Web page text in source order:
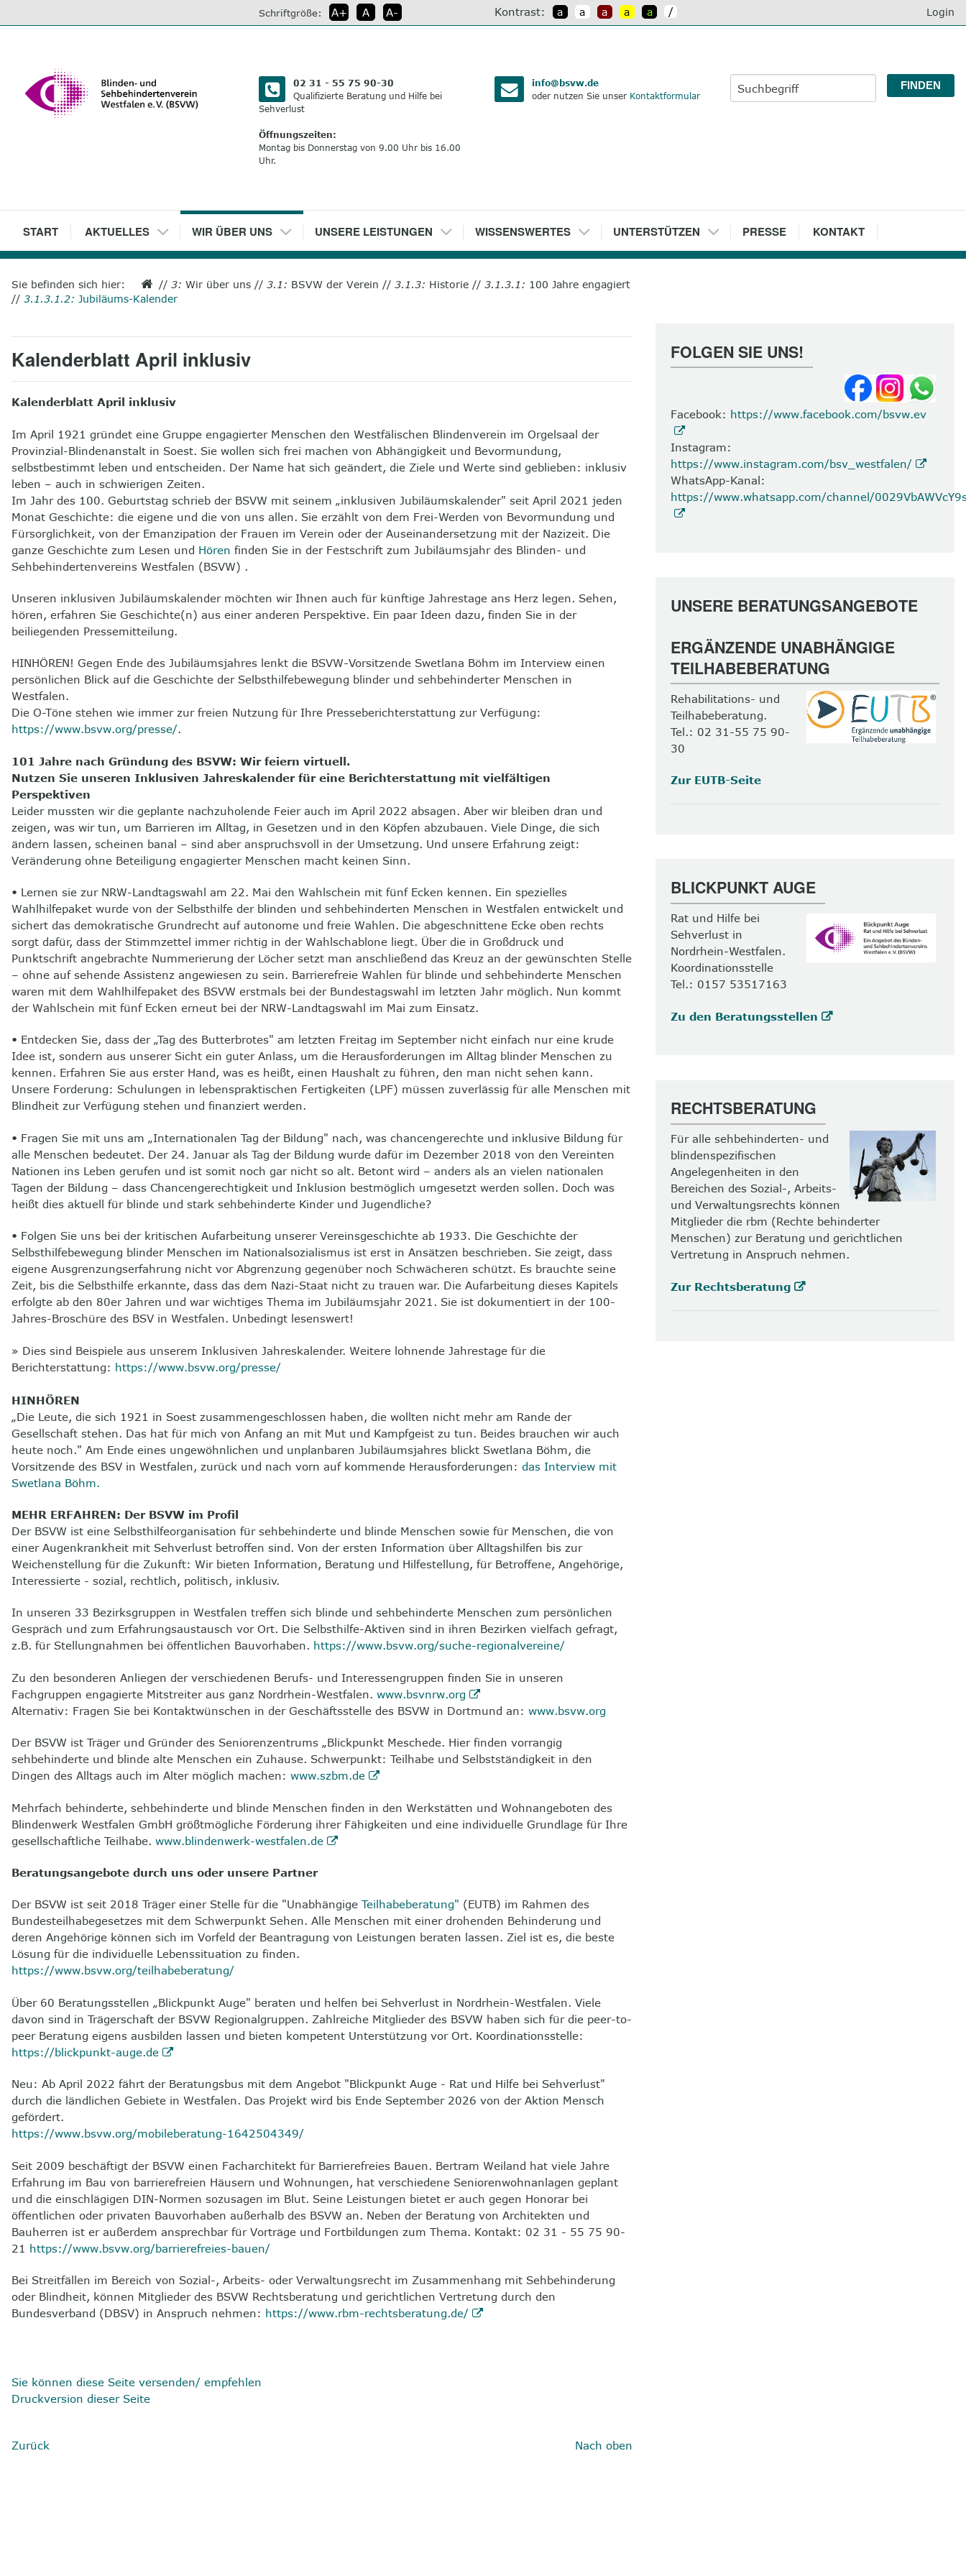
zum
Schriftgröße: A+ A A- Kontrast: a a a a a / Login
02 31 - 55 75 90-30
Qualifizierte Beratung und Hilfe bei
Sehverlust
Öffnungszeiten:
Montag bis Donnerstag von 9.00 Uhr bis 16.00
Uhr.
info@bsvw.de
oder nutzen Sie unser Kontaktformular
1
START 2
AKTUELLES 3
WIR ÜBER UNS 4
UNSERE LEISTUNGEN 5
WISSENSWERTES 6
UNTERSTÜTZEN 7
PRESSE 8
KONTAKT
Sie befinden sich hier: //3:Wir über uns //3.1: BSVW der Verein //3.1.3: Historie //3.1.3.1: 100 Jahre engagiert
//3.1.3.1.2: Jubiläums-Kalender
Kalenderblatt April inklusiv
Kalenderblatt April inklusiv
Im April 1921 gründet eine Gruppe engagierter Menschen den Westfälischen Blindenverein im Orgelsaal der
Provinzial-Blindenanstalt in Soest. Sie wollen sich frei machen von Abhängigkeit und Bevormundung,
selbstbestimmt leben und entscheiden. Der Name hat sich geändert, die Ziele und Werte sind geblieben: inklusiv
leben – auch in schwierigen Zeiten.
Im Jahr des 100. Geburtstag schrieb der BSVW mit seinem „inklusiven Jubiläumskalender" seit April 2021 jeden
Monat Geschichte: die eigene und die von uns allen. Sie erzählt von dem Frei-Werden von Bevormundung und
Fürsorglichkeit, von der Emanzipation der Frauen im Verein oder der Auseinandersetzung mit der Nazizeit. Die
ganze Geschichte zum Lesen und Hören finden Sie in der Festschrift zum Jubiläumsjahr des Blinden- und
Sehbehindertenvereins Westfalen (BSVW) .
Unseren inklusiven Jubiläumskalender möchten wir Ihnen auch für künftige Jahrestage ans Herz legen. Sehen,
hören, erfahren Sie Geschichte(n) aus einer anderen Perspektive. Ein paar Ideen dazu, finden Sie in der
beiliegenden Pressemitteilung.
HINHÖREN! Gegen Ende des Jubiläumsjahres lenkt die BSVW-Vorsitzende Swetlana Böhm im Interview einen
persönlichen Blick auf die Geschichte der Selbsthilfebewegung blinder und sehbehinderter Menschen in
Westfalen.
Die O-Töne stehen wie immer zur freien Nutzung für Ihre Presseberichterstattung zur Verfügung:
https://www.bsvw.org/presse/.
101 Jahre nach Gründung des BSVW: Wir feiern virtuell.
Nutzen Sie unseren Inklusiven Jahreskalender für eine Berichterstattung mit vielfältigen
Perspektiven
Leider mussten wir die geplante nachzuholende Feier auch im April 2022 absagen. Aber wir bleiben dran und
zeigen, was wir tun, um Barrieren im Alltag, in Gesetzen und in den Köpfen abzubauen. Viele Dinge, die sich
ändern lassen, scheinen banal – sind aber anspruchsvoll in der Umsetzung. Und unsere Erfahrung zeigt:
Veränderung ohne Beteiligung engagierter Menschen macht keinen Sinn.
• Lernen sie zur NRW-Landtagswahl am 22. Mai den Wahlschein mit fünf Ecken kennen. Ein spezielles
Wahlhilfepaket wurde von der Selbsthilfe der blinden und sehbehinderten Menschen in Westfalen entwickelt und
sichert das demokratische Grundrecht auf autonome und freie Wahlen. Die abgeschnittene Ecke oben rechts
sorgt dafür, dass der Stimmzettel immer richtig in der Wahlschablone liegt. Über die in Großdruck und
Punktschrift angebrachte Nummerierung der Löcher setzt man anschließend das Kreuz an der gewünschten Stelle
– ohne auf sehende Assistenz angewiesen zu sein. Barrierefreie Wahlen für blinde und sehbehinderte Menschen
waren mit dem Wahlhilfepaket des BSVW erstmals bei der Bundestagswahl im letzten Jahr möglich. Nun kommt
der Wahlschein mit fünf Ecken erneut bei der NRW-Landtagswahl im Mai zum Einsatz.
• Entdecken Sie, dass der „Tag des Butterbrotes" am letzten Freitag im September nicht einfach nur eine krude
Idee ist, sondern aus unserer Sicht ein guter Anlass, um die Herausforderungen im Alltag blinder Menschen zu
kennen. Erfahren Sie aus erster Hand, was es heißt, einen Haushalt zu führen, den man nicht sehen kann.
Unsere Forderung: Schulungen in lebenspraktischen Fertigkeiten (LPF) müssen zuverlässig für alle Menschen mit
Blindheit zur Verfügung stehen und finanziert werden.
• Fragen Sie mit uns am „Internationalen Tag der Bildung" nach, was chancengerechte und inklusive Bildung für
alle Menschen bedeutet. Der 24. Januar als Tag der Bildung wurde dafür im Dezember 2018 von den Vereinten
Nationen ins Leben gerufen und ist somit noch gar nicht so alt. Betont wird – anders als an vielen nationalen
Tagen der Bildung – dass Chancengerechtigkeit und Inklusion bestmöglich umgesetzt werden sollen. Doch was
heißt dies aktuell für blinde und stark sehbehinderte Kinder und Jugendliche?
• Folgen Sie uns bei der kritischen Aufarbeitung unserer Vereinsgeschichte ab 1933. Die Geschichte der
Selbsthilfebewegung blinder Menschen im Nationalsozialismus ist erst in Ansätzen beschrieben. Sie zeigt, dass
eigene Ausgrenzungserfahrung nicht vor Abgrenzung gegenüber noch Schwächeren schützt. Es brauchte seine
Zeit, bis die Selbsthilfe erkannte, dass das dem Nazi-Staat nicht zu trauen war. Die Aufarbeitung dieses Kapitels
erfolgte ab den 80er Jahren und war wichtiges Thema im Jubiläumsjahr 2021. Sie ist dokumentiert in der 100-
Jahres-Broschüre des BSV in Westfalen. Unbedingt lesenswert!
» Dies sind Beispiele aus unserem Inklusiven Jahreskalender. Weitere lohnende Jahrestage für die
Berichterstattung: https://www.bsvw.org/presse/
HINHÖREN
„Die Leute, die sich 1921 in Soest zusammengeschlossen haben, die wollten nicht mehr am Rande der
Gesellschaft stehen. Das hat für mich von Anfang an mit Mut und Kampfgeist zu tun. Beides brauchen wir auch
heute noch." Am Ende eines ungewöhnlichen und unplanbaren Jubiläumsjahres blickt Swetlana Böhm, die
Vorsitzende des BSV in Westfalen, zurück und nach vorn auf kommende Herausforderungen:das Interview mit
Swetlana Böhm.
MEHR ERFAHREN: Der BSVW im Profil
Der BSVW ist eine Selbsthilfeorganisation für sehbehinderte und blinde Menschen sowie für Menschen, die von
einer Augenkrankheit mit Sehverlust betroffen sind. Von der ersten Information über Alltagshilfen bis zur
Weichenstellung für die Zukunft: Wir bieten Information, Beratung und Hilfestellung, für Betroffene, Angehörige,
Interessierte - sozial, rechtlich, politisch, inklusiv.
In unseren 33 Bezirksgruppen in Westfalen treffen sich blinde und sehbehinderte Menschen zum persönlichen
Gespräch und zum Erfahrungsaustausch vor Ort. Die Selbsthilfe-Aktiven sind in ihren Bezirken vielfach gefragt,
z.B. für Stellungnahmen bei öffentlichen Bauvorhaben. https://www.bsvw.org/suche-regionalvereine/
Zu den besonderen Anliegen der verschiedenen Berufs- und Interessengruppen finden Sie in unseren
Fachgruppen engagierte Mitstreiter aus ganz Nordrhein-Westfalen.www.bsvnrw.org
Alternativ: Fragen Sie bei Kontaktwünschen in der Geschäftsstelle des BSVW in Dortmund an:www.bsvw.org
Der BSVW ist Träger und Gründer des Seniorenzentrums „Blickpunkt Meschede. Hier finden vorrangig
sehbehinderte und blinde alte Menschen ein Zuhause. Schwerpunkt: Teilhabe und Selbstständigkeit in den
Dingen des Alltags auch im Alter möglich machen:www.szbm.de
Mehrfach behinderte, sehbehinderte und blinde Menschen finden in den Werkstätten und Wohnangeboten des
Blindenwerk Westfalen GmbH größtmögliche Förderung ihrer Fähigkeiten und eine individuelle Grundlage für Ihre
gesellschaftliche Teilhabe.www.blindenwerk-westfalen.de
Beratungsangebote durch uns oder unsere Partner
Der BSVW ist seit 2018 Träger einer Stelle für die "UnabhängigeTeilhabeberatung" (EUTB) im Rahmen des
Bundesteilhabegesetzes mit dem Schwerpunkt Sehen. Alle Menschen mit einer drohenden Behinderung und
deren Angehörige können sich im Vorfeld der Beantragung von Leistungen beraten lassen. Ziel ist es, die beste
Lösung für die individuelle Lebenssituation zu finden.
https://www.bsvw.org/teilhabeberatung/
Über 60 Beratungsstellen „Blickpunkt Auge" beraten und helfen bei Sehverlust in Nordrhein-Westfalen. Viele
davon sind in Trägerschaft der BSVW Regionalgruppen. Zahlreiche Mitglieder des BSVW haben sich für die peer-to-
peer Beratung eigens ausbilden lassen und bieten kompetent Unterstützung vor Ort. Koordinationsstelle:
https://blickpunkt-auge.de
Neu: Ab April 2022 fährt der Beratungsbus mit dem Angebot "Blickpunkt Auge - Rat und Hilfe bei Sehverlust"
durch die ländlichen Gebiete in Westfalen. Das Projekt wird bis Ende September 2026 von der Aktion Mensch
gefördert.
https://www.bsvw.org/mobileberatung-1642504349/
Seit 2009 beschäftigt der BSVW einen Facharchitekt für Barrierefreies Bauen. Bertram Weiland hat viele Jahre
Erfahrung im Bau von barrierefreien Häusern und Wohnungen, hat verschiedene Seniorenwohnanlagen geplant
und die einschlägigen DIN-Normen sozusagen im Blut. Seine Leistungen bietet er auch gegen Honorar bei
öffentlichen oder privaten Bauvorhaben außerhalb des BSVW an. Neben der Beratung von Architekten und
Bauherren ist er außerdem ansprechbar für Vorträge und Fortbildungen zum Thema. Kontakt: 02 31 - 55 75 90-
21 https://www.bsvw.org/barrierefreies-bauen/
Bei Streitfällen im Bereich von Sozial-, Arbeits- oder Verwaltungsrecht im Zusammenhang mit Sehbehinderung
oder Blindheit, können Mitglieder des BSVW Rechtsberatung und gerichtlichen Vertretung durch den
Bundesverband (DBSV) in Anspruch nehmen: https://www.rbm-rechtsberatung.de/
Sie können diese Seite versenden/ empfehlen
Druckversion dieser Seite
Zurück Nach oben
FOLGEN SIE UNS!
Facebook: https://www.facebook.com/bsvw.ev
Instagram:
https://www.instagram.com/bsv_westfalen/
WhatsApp-Kanal:
https://www.whatsapp.com/channel/
UNSERE BERATUNGSANGEBOTE
ERGÄNZENDE UNABHÄNGIGE
TEILHABEBERATUNG
Rehabilitations- und
Teilhabeberatung.
Tel.: 02 31-55 75 90-
30
Zur EUTB-Seite
BLICKPUNKT AUGE
Rat und Hilfe bei
Sehverlust in
Nordrhein-Westfalen.
Koordinationsstelle
Tel.: 0157 53517163
Zu den Beratungsstellen
RECHTSBERATUNG
Für alle sehbehinderten- und
blindenspezifischen
Angelegenheiten in den
Bereichen des Sozial-, Arbeits-
und Verwaltungsrechts können
Mitglieder die rbm (Rechte behinderter
Menschen) zur Beratung und gerichtlichen
Vertretung in Anspruch nehmen.
Zur Rechtsberatung